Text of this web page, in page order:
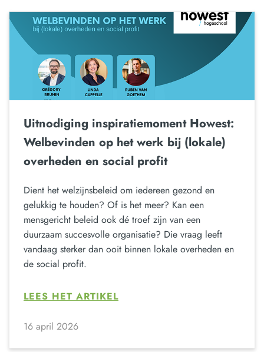
Uitnodiging inspiratiemoment Howest:
Welbevinden op het werk bij (lokale)
overheden en social profit
Dient het welzijnsbeleid om iedereen gezond en
gelukkig te houden? Of is het meer? Kan een
mensgericht beleid ook dé troef zijn van een
duurzaam succesvolle organisatie? Die vraag leeft
vandaag sterker dan ooit binnen lokale overheden en
de social profit.
LEES HET ARTIKEL
16 april 2026